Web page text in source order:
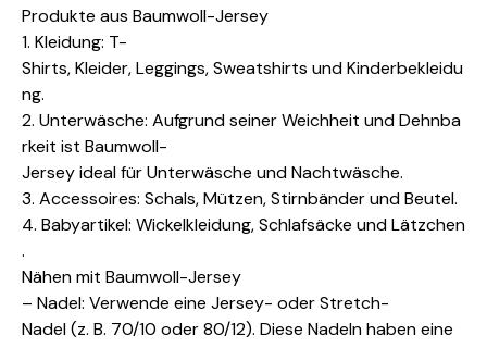
Produkte aus Baumwoll-Jersey
1. Kleidung: T-
Shirts, Kleider, Leggings, Sweatshirts und Kinderbekleidu
ng.
2. Unterwäsche: Aufgrund seiner Weichheit und Dehnba
rkeit ist Baumwoll-
Jersey ideal für Unterwäsche und Nachtwäsche.
3. Accessoires: Schals, Mützen, Stirnbänder und Beutel.
4. Babyartikel: Wickelkleidung, Schlafsäcke und Lätzchen
.
Nähen mit Baumwoll-Jersey
– Nadel: Verwende eine Jersey- oder Stretch-
Nadel (z. B. 70/10 oder 80/12). Diese Nadeln haben eine